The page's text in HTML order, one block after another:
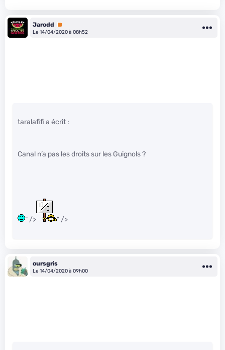
Jarodd
Premium
Le 14/04/2020 à 08h52
taralafifi a écrit :
Canal n’a pas les droits sur les Guignols ?
" /> " />
oursgris
Le 14/04/2020 à 09h00